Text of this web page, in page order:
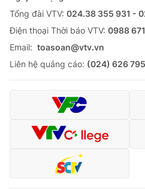
Tổng đài VTV: 024.38 355 931 -
Ðiện thoại Thời báo VTV: 0988
Email: toasoan@vtv.vn
Liên hệ quảng cáo: (024) 626